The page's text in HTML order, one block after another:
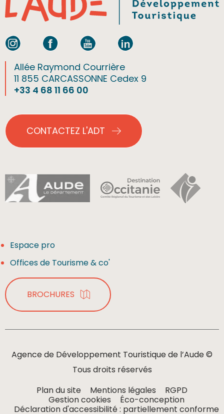
Allée Raymond Courrière
11 855 CARCASSONNE Cedex 9
+33 4 68 11 66 00
CONTACTEZ L'ADT
Espace pro
Offices de Tourisme & co'
BROCHURES
Agence de Développement Touristique de l’Aude ©
Tous droits réservés
Plan du site
Mentions légales
RGPD
Gestion cookies
Éco-conception
Déclaration d'accessibilité : partiellement conforme